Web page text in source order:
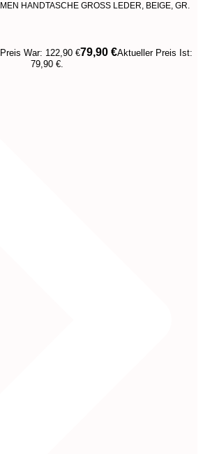
HANDTASCHE GROSS LEDER, BEIGE, GR.
War: 122,90 €79,90 €Aktueller Preis Ist:
79,90 €.